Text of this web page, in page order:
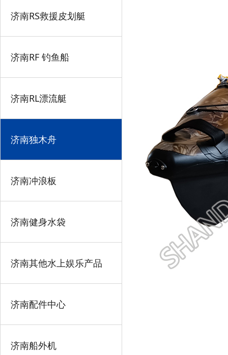
济南RS救援皮划艇
济南RF 钓鱼船
济南RL漂流艇
济南独木舟
济南冲浪板
济南健身水袋
济南其他水上娱乐产品
济南配件中心
济南船外机